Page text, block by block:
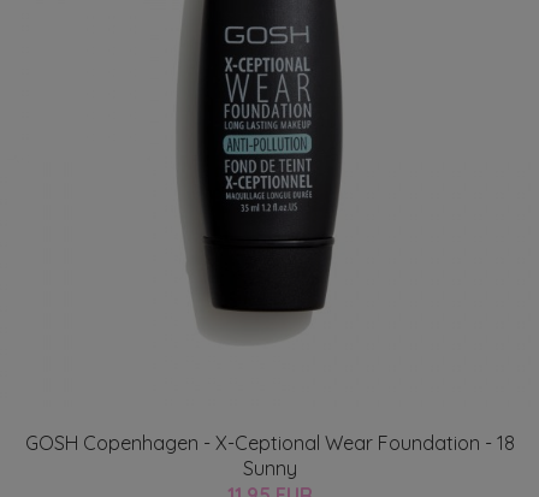
GOSH Copenhagen - X-Ceptional Wear Foundation - 18
Sunny